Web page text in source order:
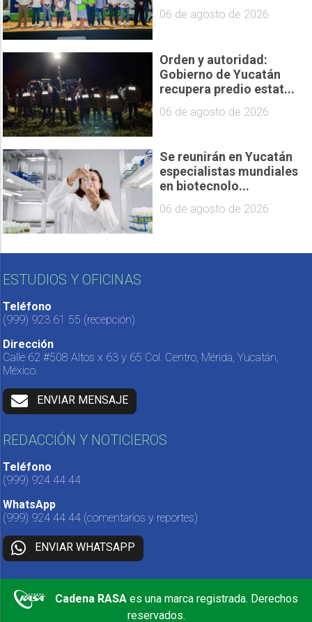
06 de agosto de 2026
Orden y autoridad:
Gobierno de Yucatán
recupera predio estat...
06 de agosto de 2026
Se reunirán en Yucatán
especialistas mundiales
en biotecnolo...
06 de agosto de 2026
ESTUDIOS Y OFICINAS
Teléfono
(999) 923 61 55 (recepción)
Dirección
Calle 62 #508 Altos x 63 y 65 Col. Centro, Mérida, Yucatán,
México.
ENVIAR MENSAJE
REDACCIÓN Y NOTICIEROS
Teléfono
(999) 924 44 44
WhatsApp
(999) 924 44 44 (comentarios y reportes)
ENVIAR WHATSAPP
Cadena RASA es una marca registrada. Derechos
reservados.